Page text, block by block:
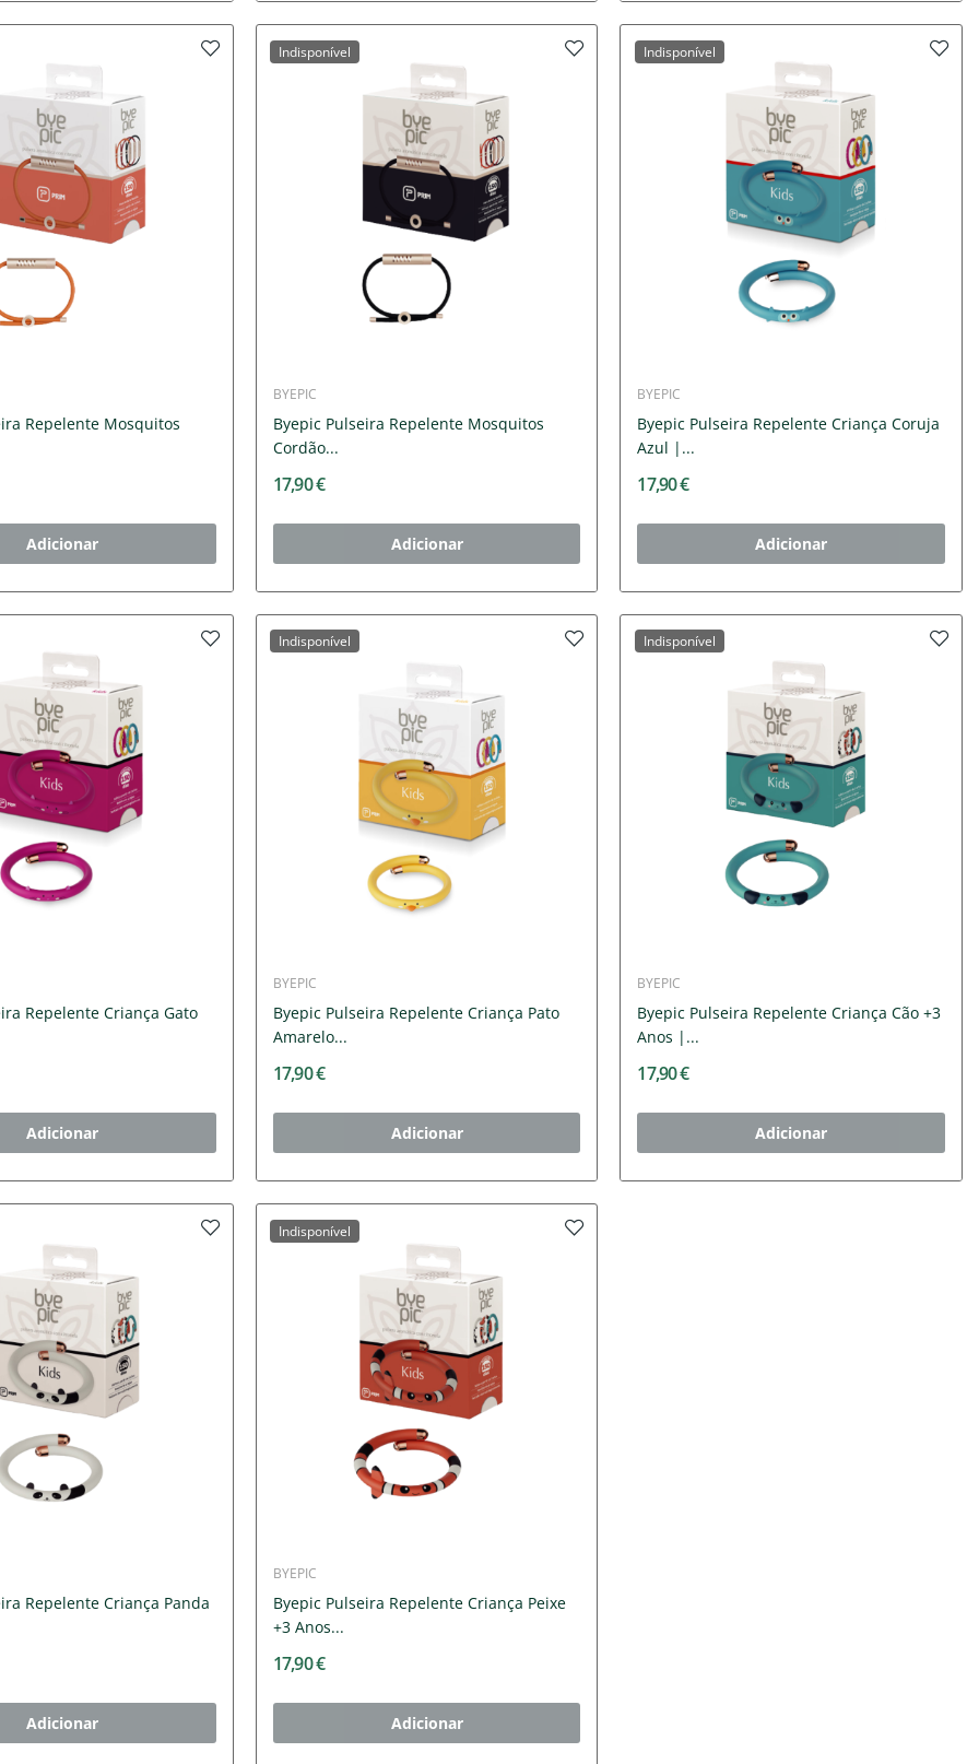
Repelente Mosquitos
Adicionar
Indisponível
BYEPIC
Byepic Pulseira Repelente Mosquitos
Cordão...
17,90 €
Adicionar
Indisponível
BYEPIC
Byepic Pulseira Repelente Criança Coruja
Azul |...
17,90 €
Adicionar
Repelente Criança Gato
Adicionar
Indisponível
BYEPIC
Byepic Pulseira Repelente Criança Pato
Amarelo...
17,90 €
Adicionar
Indisponível
BYEPIC
Byepic Pulseira Repelente Criança Cão +3
Anos |...
17,90 €
Adicionar
Repelente Criança Panda
Adicionar
Indisponível
BYEPIC
Byepic Pulseira Repelente Criança Peixe
+3 Anos...
17,90 €
Adicionar